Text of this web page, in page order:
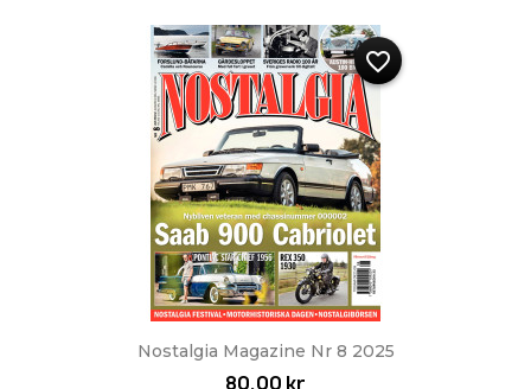
Nostalgia Magazine Nr 8 2025
80,00 kr
favorite_border